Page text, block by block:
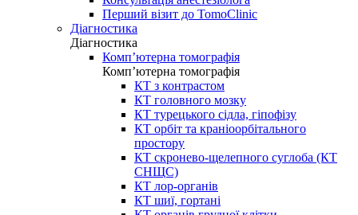
Перший візит до TomoClinic
Діагностика
Діагностика
Комп’ютерна томографія
Комп’ютерна томографія
КТ з контрастом
КТ головного мозку
КТ турецького сідла, гіпофізу
КТ орбіт та краніоорбітального
простору
КТ скронево-щелепного суглоба (КТ
СНЩС)
КТ лор-органів
КТ шиї, гортані